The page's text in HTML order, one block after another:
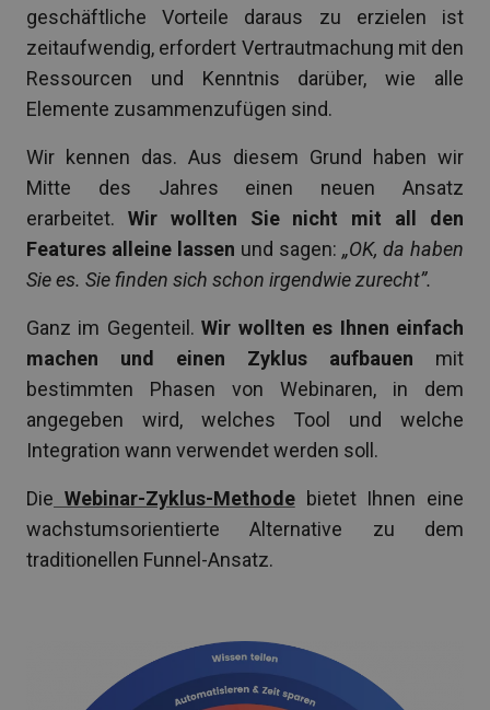
geschäftliche Vorteile daraus zu erzielen ist
zeitaufwendig, erfordert Vertrautmachung mit den
Ressourcen und Kenntnis darüber, wie alle
Elemente zusammenzufügen sind.
Wir kennen das. Aus diesem Grund haben wir
Mitte des Jahres einen neuen Ansatz
erarbeitet. Wir wollten Sie nicht mit all den
Features alleine lassen und sagen: „OK, da haben
Sie es. Sie finden sich schon irgendwie zurecht”.
Ganz im Gegenteil.Wir wollten es Ihnen einfach
machen und einen Zyklus aufbauen mit
bestimmten Phasen von Webinaren, in dem
angegeben wird, welches Tool und welche
Integration wann verwendet werden soll.
Die Webinar-Zyklus-Methodebietet Ihnen eine
wachstumsorientierte Alternative zu dem
traditionellen Funnel-Ansatz.